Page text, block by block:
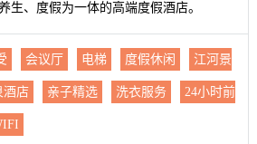
生、度假为一体的高端度假酒店。
会议厅 电梯 度假休闲 江河景
酒店 亲子精选 洗衣服务 24小时前